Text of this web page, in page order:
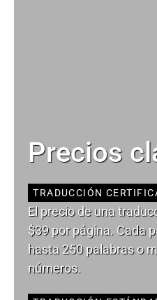
Precios
TRADUCCIÓN
El precio de una
$39 por página. Cada
hasta 250 palabras o
números.